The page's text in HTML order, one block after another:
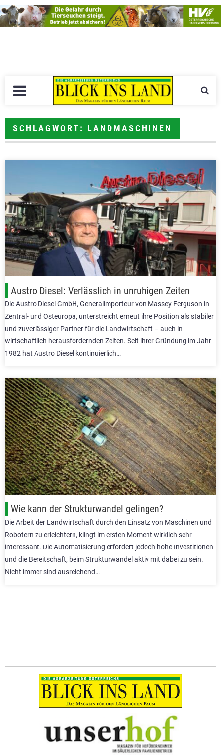
SCHLAGWORT: LANDMASCHINEN
Austro Diesel: Verlässlich in unruhigen Zeiten
Die Austro Diesel GmbH, Generalimporteur von Massey Ferguson in
Zentral- und Osteuropa, unterstreicht erneut ihre Position als stabiler
und zuverlässiger Partner für die Landwirtschaft – auch in
wirtschaftlich herausfordernden Zeiten. Seit ihrer Gründung im Jahr
1982 hat Austro Diesel kontinuierlich…
Wie kann der Strukturwandel gelingen?
Die Arbeit der Landwirtschaft durch den Einsatz von Maschinen und
Robotern zu erleichtern, klingt im ersten Moment wirklich sehr
interessant. Die Automatisierung erfordert jedoch hohe Investitionen
und die Bereitschaft, beim Strukturwandel aktiv mit dabei zu sein.
Nicht immer sind ausreichend…